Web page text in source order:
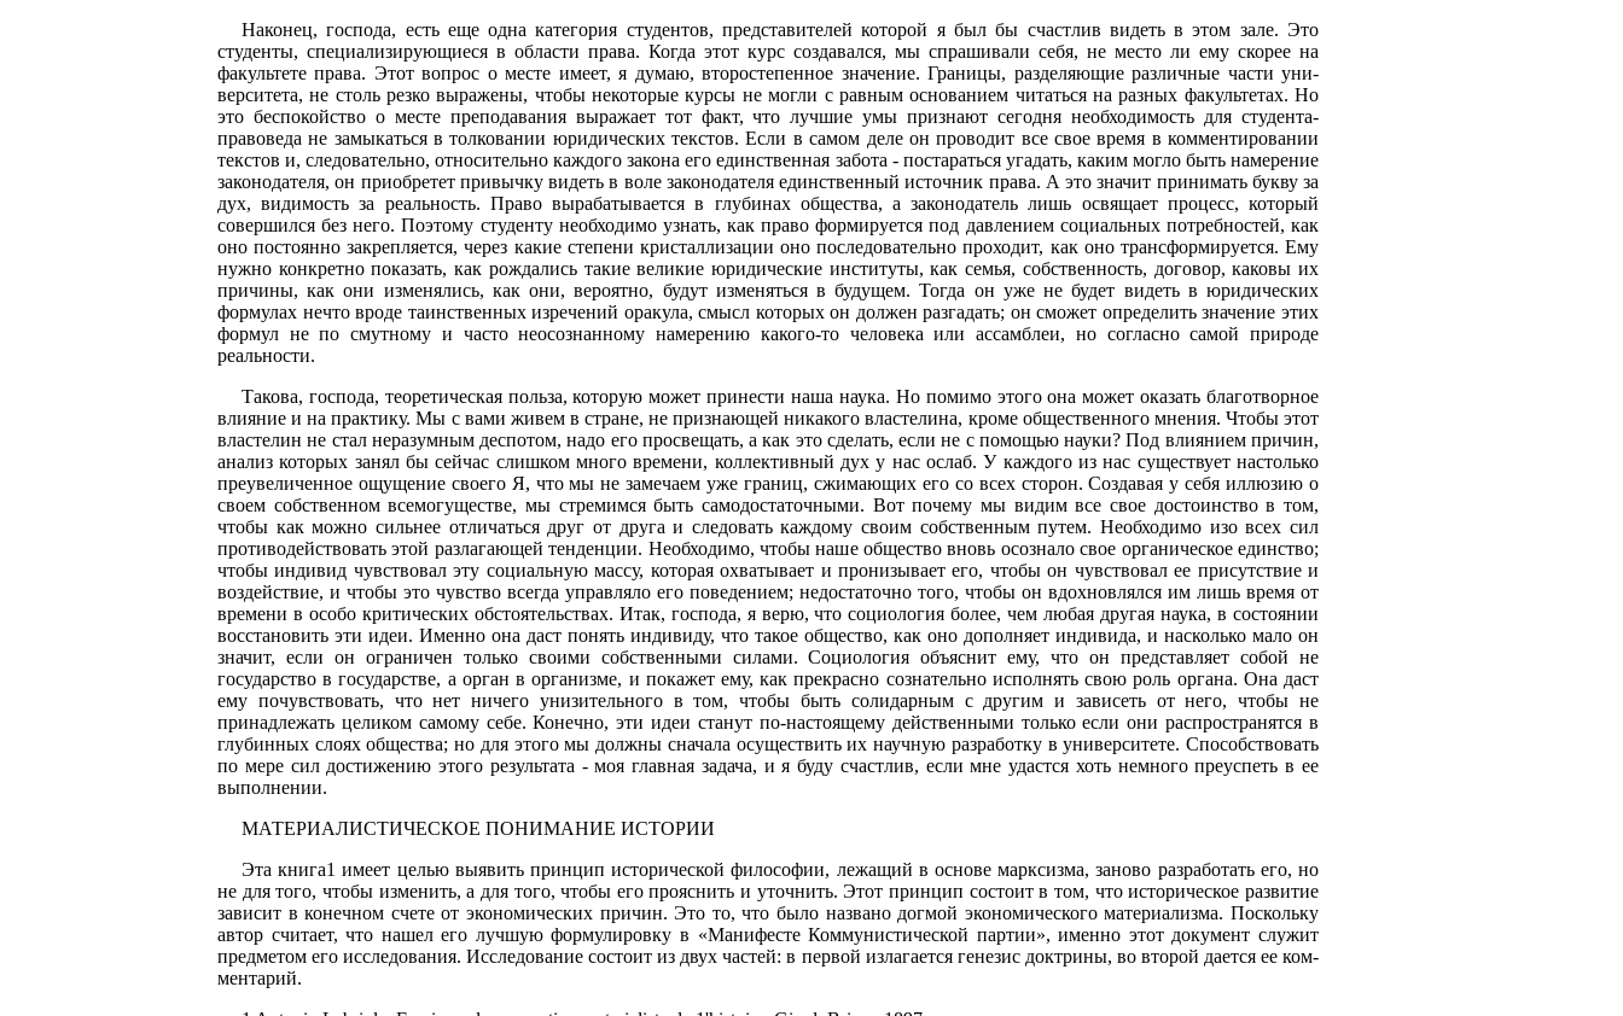
Наконец, господа, есть еще одна категория студен­тов, представителей которой я был бы счастлив видеть в этом зале. Это
студенты, специализирующиеся в об­ласти права. Когда этот курс создавался, мы спрашива­ли себя, не место ли ему скорее на
факультете права. Этот вопрос о месте имеет, я думаю, второстепенное значение. Границы, разделяющие различные части уни­
верситета, не столь резко выражены, чтобы некоторые курсы не могли с равным основанием читаться на раз­ных факультетах. Но
это беспокойство о месте препода­вания выражает тот факт, что лучшие умы признают сегодня необходимость для студента-
правоведа не за­мыкаться в толковании юридических текстов. Если в самом деле он проводит все свое время в комментирова­нии
текстов и, следовательно, относительно каждого закона его единственная забота - постараться угадать, каким могло быть намерение
законодателя, он приобре­тет привычку видеть в воле законодателя единственный источник права. А это значит принимать букву за
дух, видимость за реальность. Право вырабатывается в глу­бинах общества, а законодатель лишь освящает про­цесс, который
совершился без него. Поэтому студенту необходимо узнать, как право формируется под давле­нием социальных потребностей, как
оно постоянно закрепляется, через какие степени кристаллизации оно последовательно проходит, как оно трансформируется. Ему
нужно конкретно показать, как рождались такие великие юридические институты, как семья, собствен­ность, договор, каковы их
причины, как они изменя­лись, как они, вероятно, будут изменяться в будущем. Тогда он уже не будет видеть в юридических
формулах нечто вроде таинственных изречений оракула, смысл которых он должен разгадать; он сможет определить значение этих
формул не по смутному и часто неосо­знанному намерению какого-то человека или ассам­блеи, но согласно самой природе
реальности.
Такова, господа, теоретическая польза, которую мо­жет принести наша наука. Но помимо этого она может оказать благотворное
влияние и на практику. Мы с вами живем в стране, не признающей никакого власте­лина, кроме общественного мнения. Чтобы этот
власте­лин не стал неразумным деспотом, надо его просве­щать, а как это сделать, если не с помощью науки? Под влиянием причин,
анализ которых занял бы сейчас слишком много времени, коллективный дух у нас ослаб. У каждого из нас существует настолько
преувеличенное ощущение своего Я, что мы не замечаем уже границ, сжимающих его со всех сторон. Создавая у себя иллю­зию о
своем собственном всемогуществе, мы стремимся быть самодостаточными. Вот почему мы видим все свое достоинство в том,
чтобы как можно сильнее отличать­ся друг от друга и следовать каждому своим собствен­ным путем. Необходимо изо всех сил
противодейство­вать этой разлагающей тенденции. Необходимо, чтобы наше общество вновь осознало свое органическое един­ство;
чтобы индивид чувствовал эту социальную массу, которая охватывает и пронизывает его, чтобы он чув­ствовал ее присутствие и
воздействие, и чтобы это чувство всегда управляло его поведением; недостаточно того, чтобы он вдохновлялся им лишь время от
времени в особо критических обстоятельствах. Итак, господа, я верю, что социология более, чем любая другая наука, в состоянии
восстановить эти идеи. Именно она даст понять индивиду, что такое общество, как оно дополня­ет индивида, и насколько мало он
значит, если он ограничен только своими собственными силами. Социология объяснит ему, что он представляет собой не
государство в государстве, а орган в организме, и пока­жет ему, как прекрасно сознательно исполнять свою роль органа. Она даст
ему почувствовать, что нет ниче­го унизительного в том, чтобы быть солидарным с другим и зависеть от него, чтобы не
принадлежать целиком самому себе. Конечно, эти идеи станут по-настоящему действенными только если они распростра­нятся в
глубинных слоях общества; но для этого мы должны сначала осуществить их научную разработку в университете. Способствовать
по мере сил достижению этого результата - моя главная задача, и я буду счаст­лив, если мне удастся хоть немного преуспеть в ее
выполнении.
МАТЕРИАЛИСТИЧЕСКОЕ ПОНИМАНИЕ ИСТОРИИ
Эта книга1 имеет целью выявить принцип исторической философии, лежащий в основе марксизма, заново раз­работать его, но
не для того, чтобы изменить, а для того, чтобы его прояснить и уточнить. Этот принцип состоит в том, что историческое развитие
зависит в конечном счете от экономических причин. Это то, что было названо догмой экономического материализма. Поскольку
автор считает, что нашел его лучшую фор­мулировку в «Манифесте Коммунистической партии», именно этот документ служит
предметом его исследова­ния. Исследование состоит из двух частей: в первой излагается генезис доктрины, во второй дается ее ком­
ментарий.